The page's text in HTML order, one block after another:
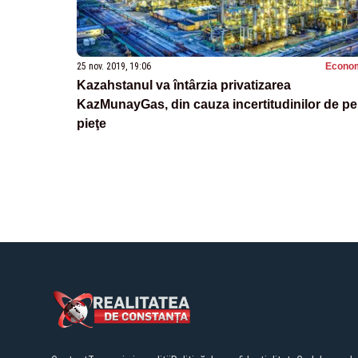
25 nov. 2019, 19:06
Kazahstanul va întârzia privatizarea
KazMunayGas, din cauza incertitudinilor de pe
pieţe